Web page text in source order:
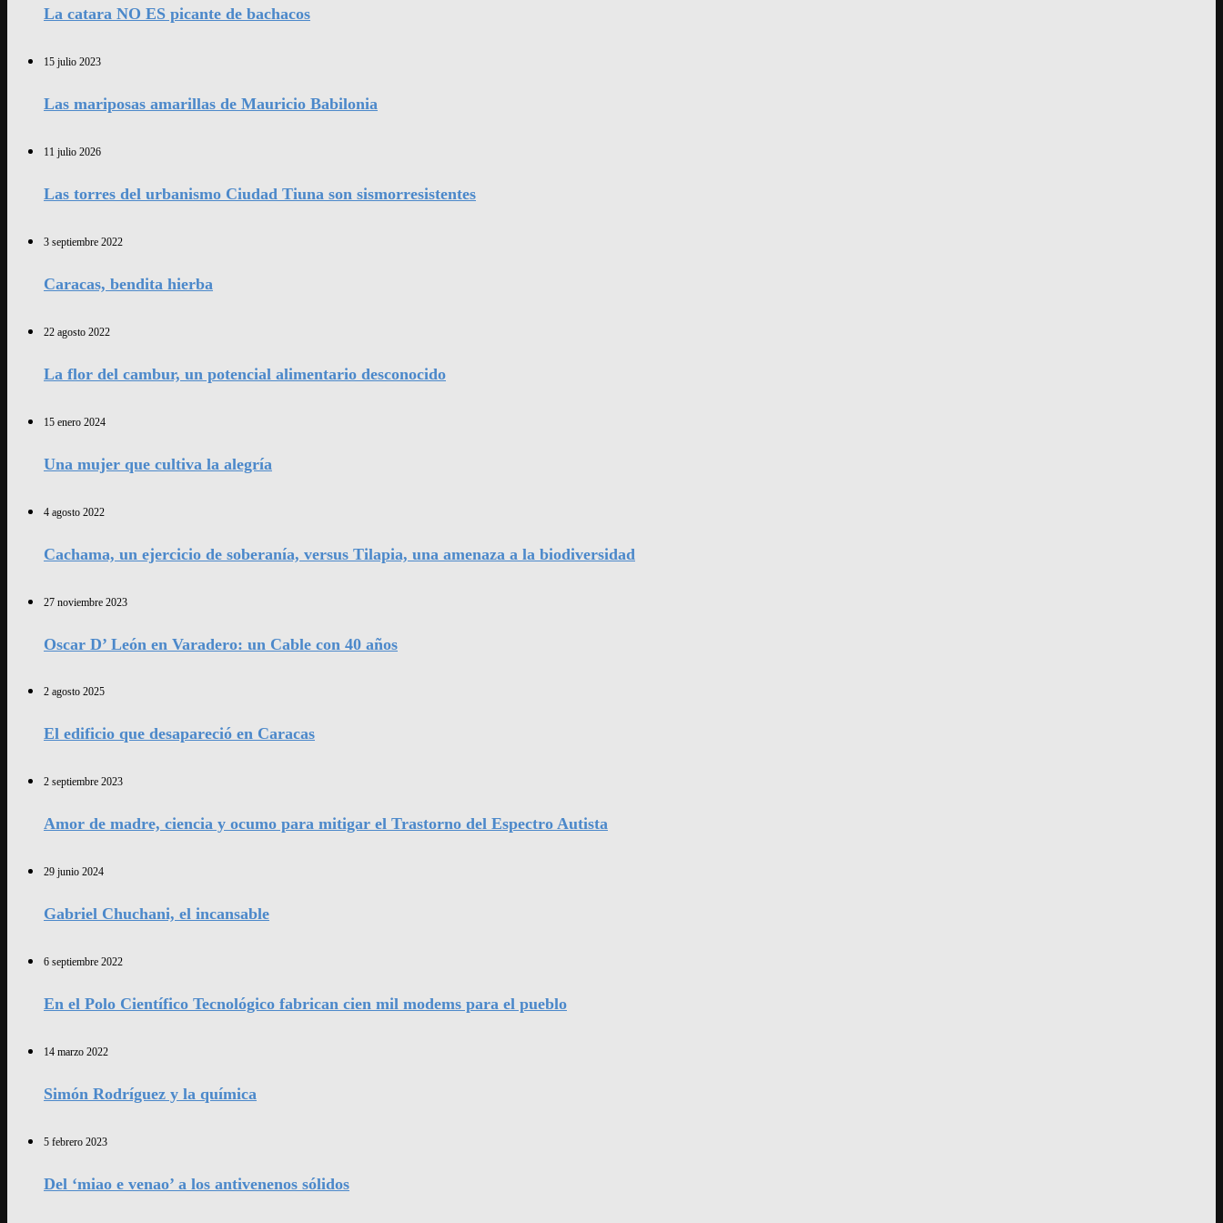
La catara NO ES picante de bachacos
15 julio 2023
Las mariposas amarillas de Mauricio Babilonia
11 julio 2026
Las torres del urbanismo Ciudad Tiuna son sismorresistentes
3 septiembre 2022
Caracas, bendita hierba
22 agosto 2022
La flor del cambur, un potencial alimentario desconocido
15 enero 2024
Una mujer que cultiva la alegría
4 agosto 2022
Cachama, un ejercicio de soberanía, versus Tilapia, una amenaza a la biodiversidad
27 noviembre 2023
Oscar D’ León en Varadero: un Cable con 40 años
2 agosto 2025
El edificio que desapareció en Caracas
2 septiembre 2023
Amor de madre, ciencia y ocumo para mitigar el Trastorno del Espectro Autista
29 junio 2024
Gabriel Chuchani, el incansable
6 septiembre 2022
En el Polo Científico Tecnológico fabrican cien mil modems para el pueblo
14 marzo 2022
Simón Rodríguez y la química
5 febrero 2023
Del ‘miao e venao’ a los antivenenos sólidos